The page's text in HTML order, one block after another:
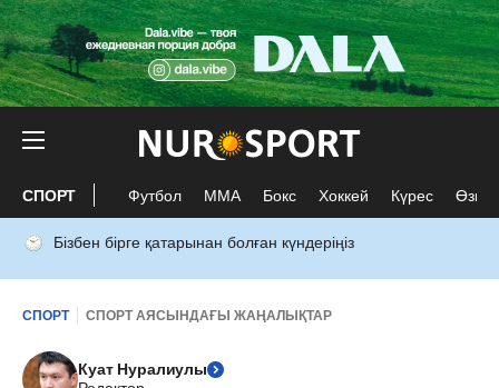
СПОРТ Футбол ММА Бокс Хоккей Күрес Өзге
Бізбен бірге қатарынан болған күндеріңіз
СПОРТ СПОРТ АЯСЫНДАҒЫ ЖАҢАЛЫҚТАР
Куат Нуралиулы